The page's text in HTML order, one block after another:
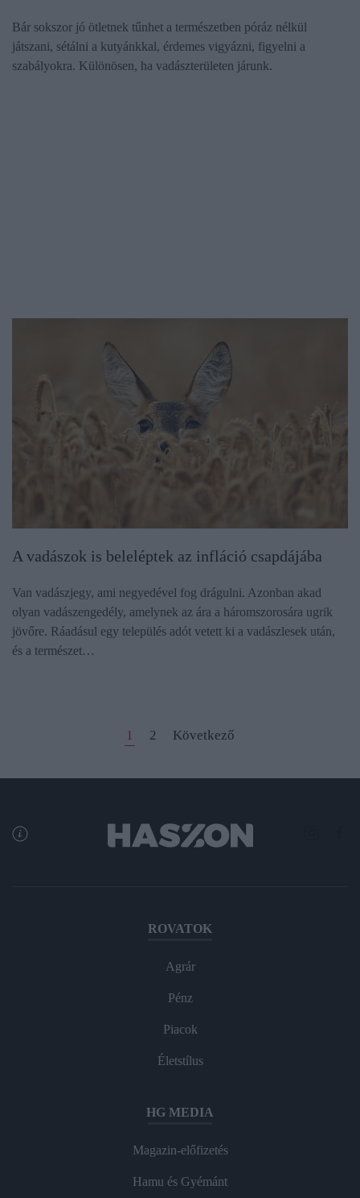
Bár sokszor jó ötletnek tűnhet a természetben póráz nélkül
játszani, sétálni a kutyánkkal, érdemes vigyázni, figyelni a
szabályokra. Különösen, ha vadászterületen járunk.
A vadászok is beleléptek az infláció csapdájába
Van vadászjegy, ami negyedével fog drágulni. Azonban akad
olyan vadászengedély, amelynek az ára a háromszorosára ugrik
jövőre. Ráadásul egy település adót vetett ki a vadászlesek után,
és a természet…
1 2 Következő
ROVATOK
Agrár
Pénz
Piacok
Életstílus
HG MEDIA
Magazin-előfizetés
Hamu és Gyémánt